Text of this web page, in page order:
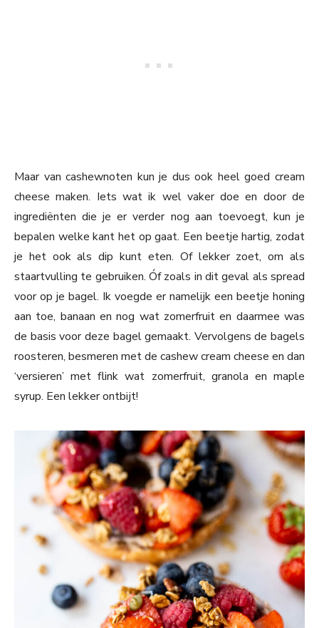
Maar van cashewnoten kun je dus ook heel goed cream
cheese maken. Iets wat ik wel vaker doe en door de
ingrediënten die je er verder nog aan toevoegt, kun je
bepalen welke kant het op gaat. Een beetje hartig, zodat
je het ook als dip kunt eten. Of lekker zoet, om als
staartvulling te gebruiken. Óf zoals in dit geval als spread
voor op je bagel. Ik voegde er namelijk een beetje honing
aan toe, banaan en nog wat zomerfruit en daarmee was
de basis voor deze bagel gemaakt. Vervolgens de bagels
roosteren, besmeren met de cashew cream cheese en dan
‘versieren’ met flink wat zomerfruit, granola en maple
syrup. Een lekker ontbijt!